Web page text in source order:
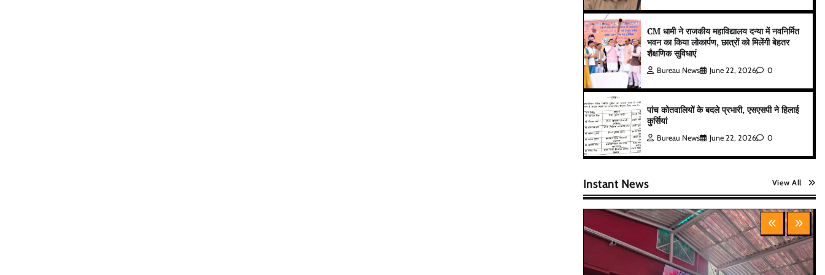
CM धामी ने राजकीय महाविद्यालय दन्या में नवनिर्मित
भवन का किया लोकार्पण, छात्रों को मिलेंगी बेहतर
शैक्षणिक सुविधाएं
Bureau News June 22, 2026 0
पांच कोतवालियों के बदले प्रभारी, एसएसपी ने हिलाई
कुर्सियां
Bureau News June 22, 2026 0
Instant News View All